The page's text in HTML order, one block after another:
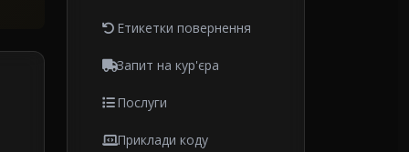
Етикетки повернення
Запит на кур'єра
Послуги
Приклади коду